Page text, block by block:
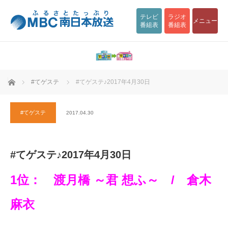
テレビ
番組表
ラジオ
番組表
メニュー
ホーム #てゲステ #てゲステ♪2017年4月30日
#てゲステ 2017.04.30
#てゲステ♪2017年4月30日
1位： 渡月橋 ～君 想ふ～ / 倉木
麻衣